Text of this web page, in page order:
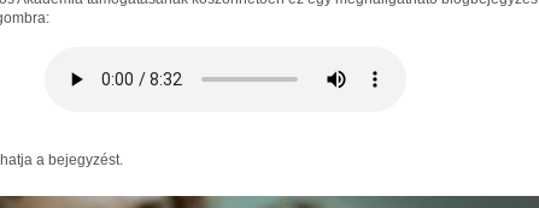
a bejegyzést.